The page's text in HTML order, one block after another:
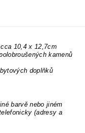
10,4 x 12,7cm
kamenů
doplňků
barvě nebo jiném
(adresy a